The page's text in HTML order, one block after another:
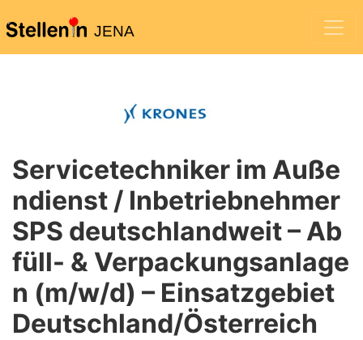
JENA
Servicetechniker im Auße
ndienst / Inbetriebnehmer
SPS deutschlandweit – Ab
füll- & Verpackungsanlage
n (m/w/d) – Einsatzgebiet
Deutschland/Österreich